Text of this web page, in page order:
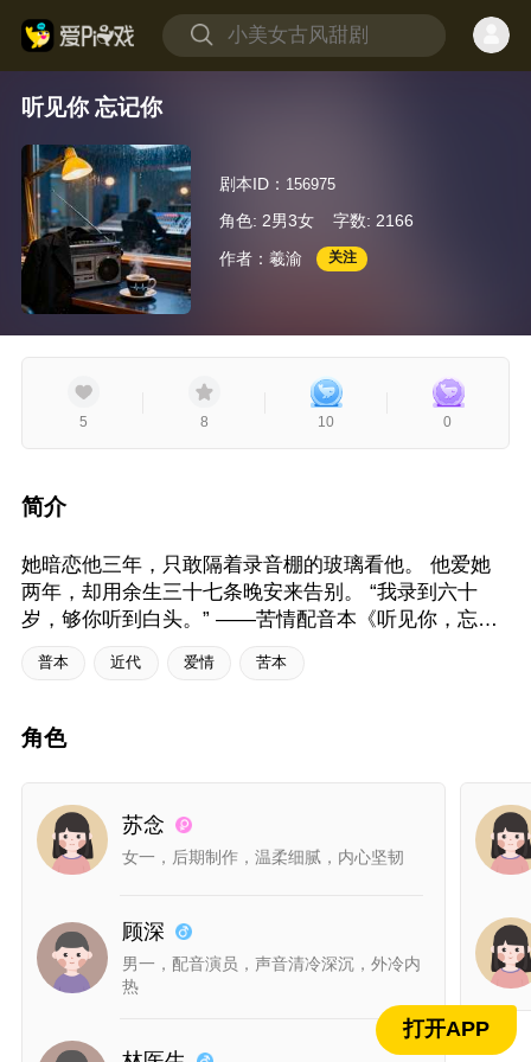
听见你 忘记你
剧本ID： 156975
角色: 2男3女
字数: 2166
作者：羲渝
关注
5 8 10 0
简介
她暗恋他三年，只敢隔着录音棚的玻璃看他。 他爱她
两年，却用余生三十七条晚安来告别。 “我录到六十
岁，够你听到白头。” ——苦情配音本《听见你，忘记
你》，泪崩上线。
普本 近代 爱情 苦本
角色
苏念
女一，后期制作，温柔细腻，内心坚韧
顾深
男一，配音演员，声音清冷深沉，外冷内
热
打开APP